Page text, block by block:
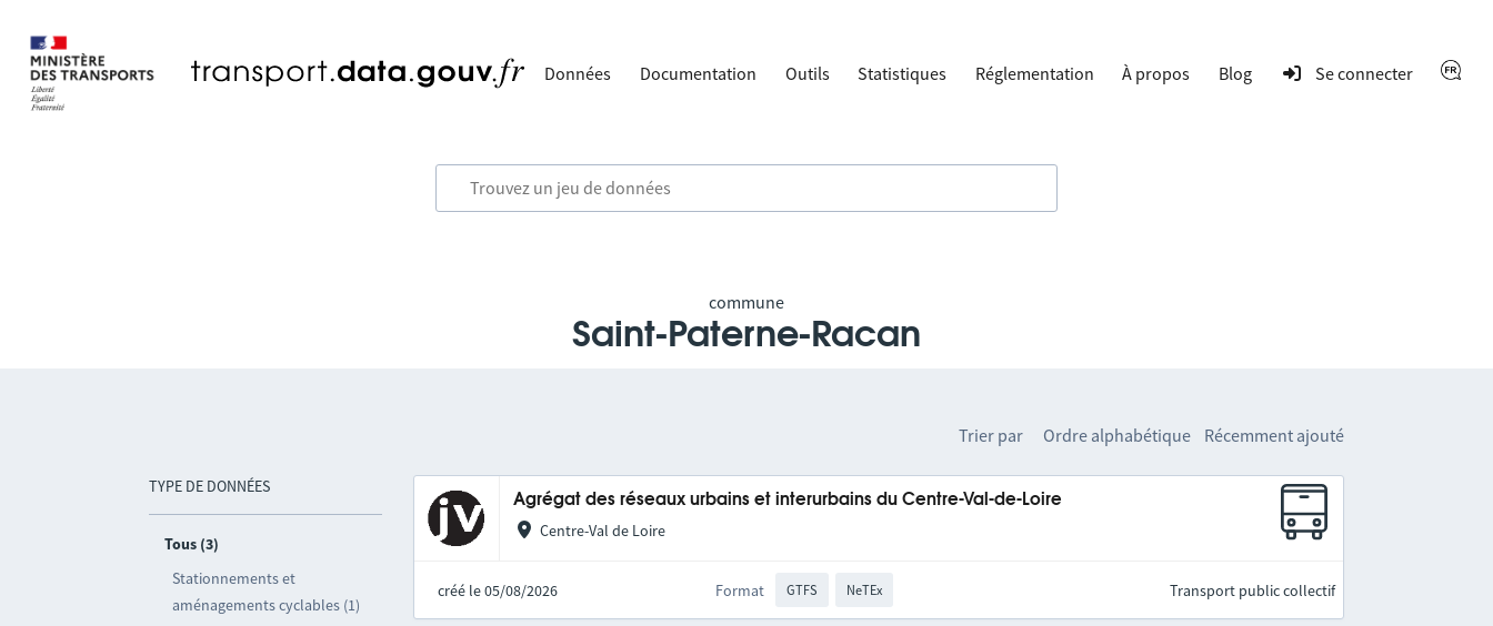
Données Documentation Outils Statistiques Réglementation À propos Blog Se connecter
commune
Saint-Paterne-Racan
TYPE DE DONNÉES
Tous (3)
Stationnements et
aménagements cyclables (1)
Trier par Ordre alphabétique Récemment ajouté
Agrégat des réseaux urbains et interurbains du Centre-Val-de-Loire
Centre-Val de Loire
créé le 05/08/2026 Format GTFS NeTEx Transport public collectif